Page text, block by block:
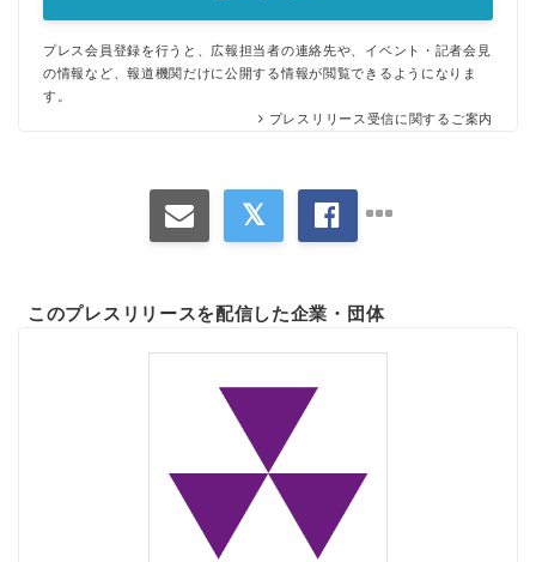
プレス会員登録を行うと、広報担当者の連絡先や、イベント・記者会見
の情報など、報道機関だけに公開する情報が閲覧できるようになりま
す。
プレスリリース受信に関するご案内
このプレスリリースを配信した企業・団体